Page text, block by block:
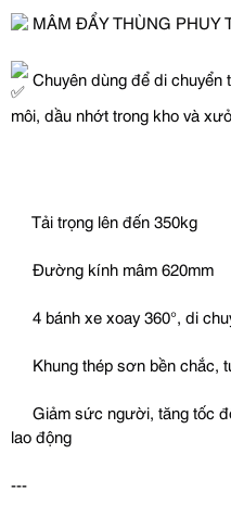
MÂM ĐẨY THÙNG PHUY
Chuyên dùng để di chuyển
môi, dầu nhớt trong kho và
Tải trọng lên đến 350kg
Đường kính mâm 620mm
4 bánh xe xoay 360°, di
Khung thép sơn bền chắc,
Giảm sức người, tăng tốc
lao động
---